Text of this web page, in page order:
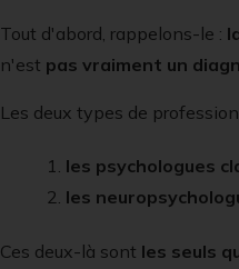
Tout d'abord, rappelons-le :
n'est pas vraiment un
Les deux types de
les psychologues
les
Ces deux-là sont les seuls